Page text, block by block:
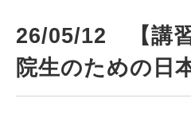
26/05/12 【講
院生のための日